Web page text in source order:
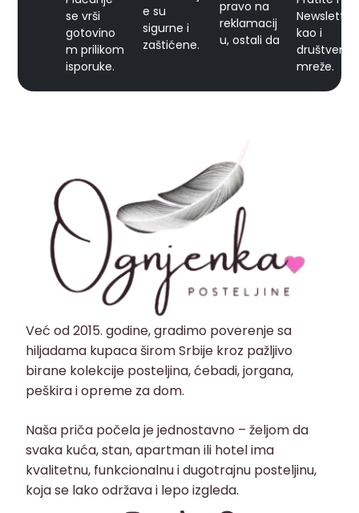
se vrši
gotovino
m prilikom
isporuke.
e su
sigurne i
zaštićene.
pravo na
reklamacij
u, ostali da
Newsletter
kao i
društvene
mreže.
Već od 2015. godine, gradimo poverenje sa
hiljadama kupaca širom Srbije kroz pažljivo
birane kolekcije posteljina, ćebadi, jorgana,
peškira i opreme za dom.
Naša priča počela je jednostavno – željom da
svaka kuća, stan, apartman ili hotel ima
kvalitetnu, funkcionalnu i dugotrajnu posteljinu,
koja se lako održava i lepo izgleda.